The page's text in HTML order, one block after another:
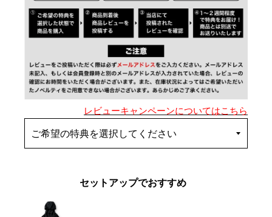
レビューキャンペーンについてはこちら
セットアップでおすすめ